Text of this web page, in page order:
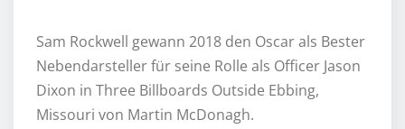
Sam Rockwell gewann 2018 den Oscar als Bester
Nebendarsteller für seine Rolle als Officer Jason
Dixon in Three Billboards Outside Ebbing,
Missouri von Martin McDonagh.